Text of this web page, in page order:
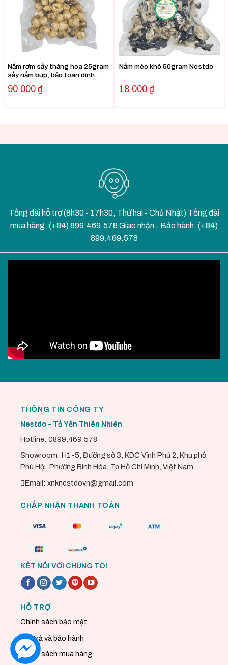
Nấm rơm sấy thăng hoa 25gram
sấy nấm búp, bảo toàn dinh
90.000 ₫
Nấm mèo khô 50gram Nestdo
18.000 ₫
Tổng đài hỗ trợ (8h30 - 17h30, Thứ hai - Chủ Nhật) Tổng đài
mua hàng: (+84) 899.469.578 Giao nhận - Bảo hành: (+84)
899.469.578
THÔNG TIN CÔNG TY
Nestdo – Tổ Yến Thiên Nhiên
Hotline: 0899.469.578
Showroom: H1-5, Đường số 3, KDC Vĩnh Phú 2, Khu phố
Phú Hội, Phường Bình Hòa, Tp Hồ Chí Minh, Việt Nam
Email: xnknestdovn@gmail.com
CHẤP NHẬN THANH TOÁN
KẾT NỐI VỚI CHÚNG TÔI
HỖ TRỢ
Chính sách bảo mật
Đổi trả và bảo hành
Chính sách mua hàng